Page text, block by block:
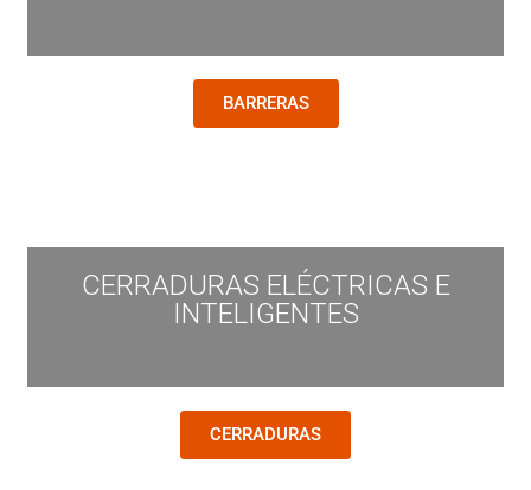
BARRERAS
CERRADURAS ELÉCTRICAS E
INTELIGENTES
CERRADURAS